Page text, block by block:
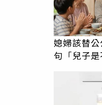
媳婦該替
句「兒子